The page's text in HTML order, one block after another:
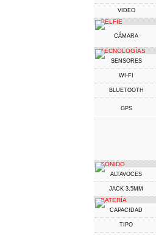
VIDEO
SELFIE
CÁMARA
TECNOLOGÍAS
SENSORES
WI-FI
BLUETOOTH
GPS
SONIDO
ALTAVOCES
JACK 3,5MM
BATERÍA
CAPACIDAD
TIPO